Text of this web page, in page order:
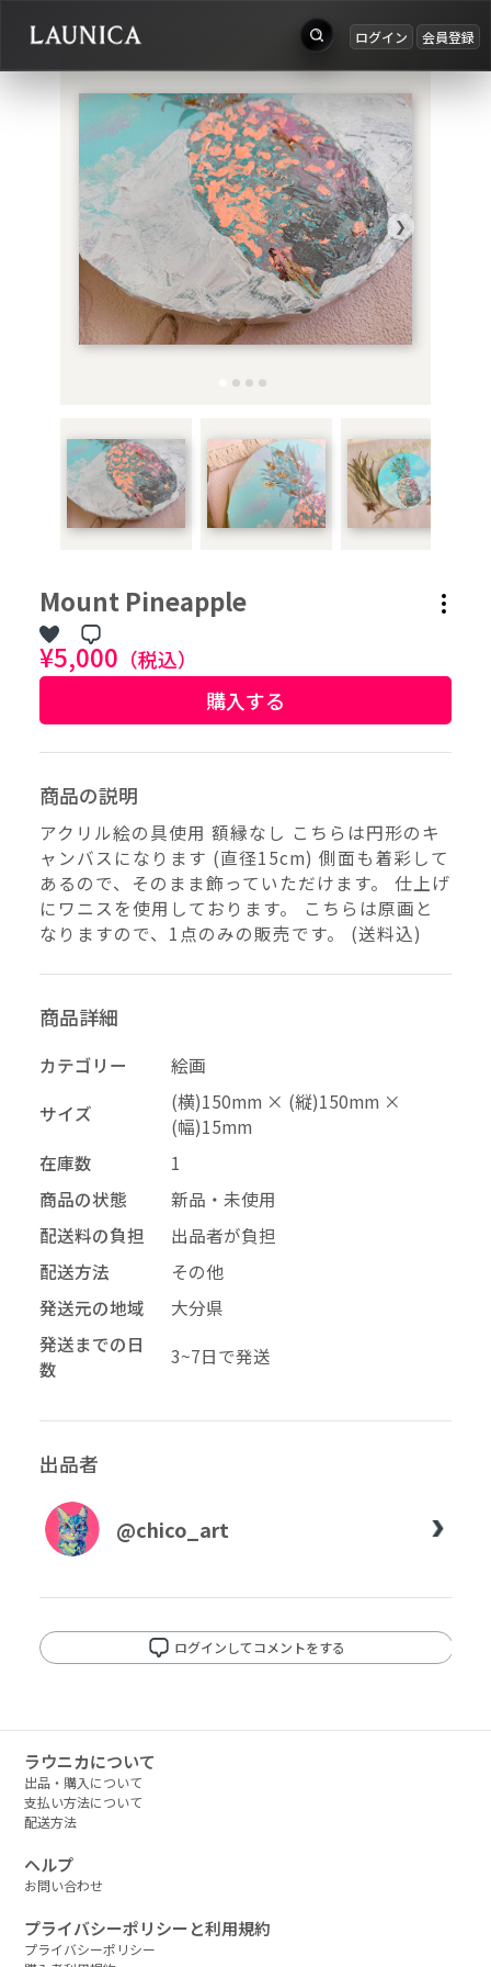
ログイン 会員登録
Search
作品＋アーティスト
作品
アーティスト
キーワード
カテゴリ
作品タグ
価格（指定）
–
サイズ（mm）
–
配送料の負担
出品
お知らせ
ログイン
会員登録
投稿する
削除する
再審査する
❯
Mount Pineapple
¥5,000 （税込）
購入する
商品の説明
アクリル絵の具使用 額縁なし こちらは円形のキ
ャンバスになります (直径15cm) 側面も着彩して
あるので、そのまま飾っていただけます。 仕上げ
にワニスを使用しております。 こちらは原画と
なりますので、1点のみの販売です。 (送料込)
商品詳細
カテゴリー
絵画
サイズ
(横)150mm × (縦)150mm ×
(幅)15mm
在庫数
1
商品の状態
新品・未使用
配送料の負担
出品者が負担
配送方法
その他
発送元の地域
大分県
発送までの日
数
3~7日で発送
出品者
@chico_art
ログインしてコメントをする
承認する
拒否する
ラウニカについて
出品・購入について
支払い方法について
配送方法
ヘルプ
お問い合わせ
プライバシーポリシーと利用規約
プライバシーポリシー